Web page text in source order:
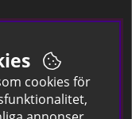
cookies för